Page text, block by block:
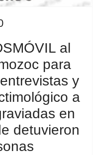
al
para
y
a
en
detuvieron